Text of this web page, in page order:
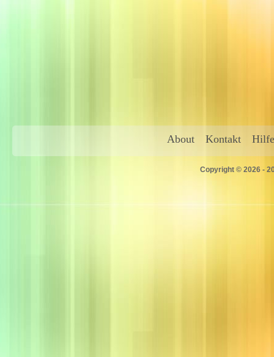
About Kontakt Hilfe
Copyright © 2026 -